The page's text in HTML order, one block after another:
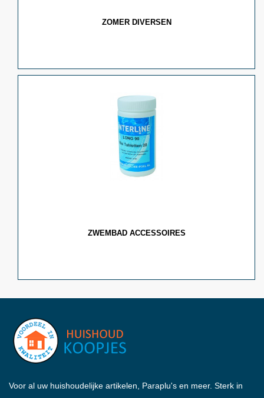
ZOMER DIVERSEN
ZWEMBAD ACCESSOIRES
Voor al uw huishoudelijke artikelen, Paraplu's en meer. Sterk in